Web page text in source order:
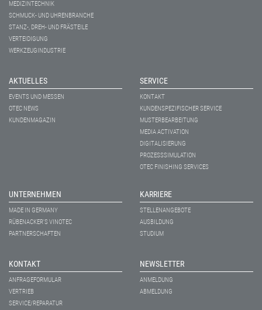
MEDIZINTECHNIK
SCHMUCK- UND UHRENBRANCHE
STANZ-, DREH- UND FRÄSTEILE
VERTEIDIGUNG
WERKZEUGINDUSTRIE
AKTUELLES
EVENTS UND MESSEN
OTEC NEWS
KUNDENMAGAZIN
SERVICE
KONTAKT
KUNDENSPEZIFISCHER SERVICE
MUSTERBEARBEITUNG
MEDIA ACTIVATION
DIGITALISIERUNG
PROZESSSIMULATION
OTEC FINISHING SERVICES
UNTERNEHMEN
MADE IN GERMANY
RÜBENACKER'S VINOTEC
PARTNERSCHAFTEN
KARRIERE
STELLENANGEBOTE
AUSBILDUNG
STUDIUM
KONTAKT
ANFRAGEFORMULAR
VERTRIEB
SERVICE/REPARATUR
NEWSLETTER
ANMELDUNG
ABMELDUNG